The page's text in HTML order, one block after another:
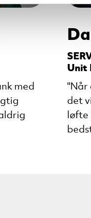
med
Unit
"Når
det